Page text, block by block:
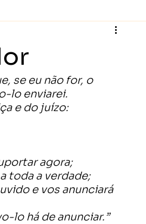
se eu não for, o
lo enviarei.
e do juízo:
agora;
toda a verdade;
e vos anunciará
lo há de anunciar.”